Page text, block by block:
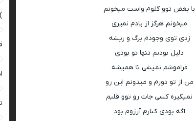
با بغض توو گلوم واست میخونم
میخونم هرگز از یادم نمیری
زدی توی وجودم برگ و ریشه
دلیل بودنم تنها تو بودی
فراموشم نمیشی تا همیشه
من از تو دورم و میدونم این رو
نمیگیره کسی جات رو توو قلبم
اگه بودی کنارم آرزوم بود